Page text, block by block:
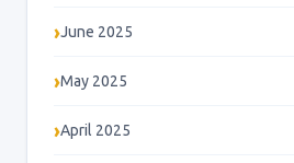
June 2025
May 2025
April 2025